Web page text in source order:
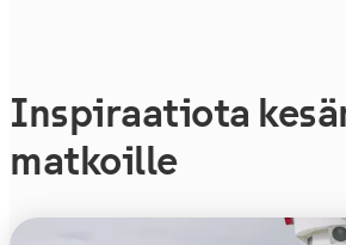
Inspiraatiota
matkoille